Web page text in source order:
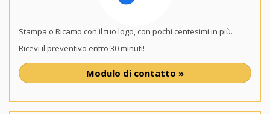
Stampa o Ricamo con il tuo logo, con pochi centesimi in più.
Ricevi il preventivo entro 30 minuti!
Modulo di contatto »